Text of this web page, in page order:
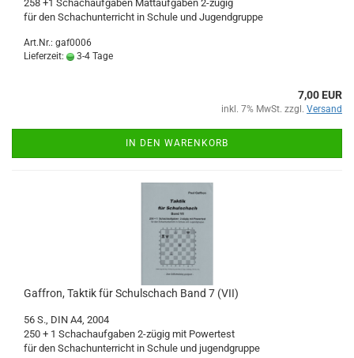
258 +1 Schachaufgaben Mattaufgaben 2-zügig
für den Schachunterricht in Schule und Jugendgruppe
Art.Nr.: gaf0006
Lieferzeit:
3-4 Tage
7,00 EUR
inkl. 7% MwSt. zzgl. Versand
IN DEN WARENKORB
Gaffron, Taktik für Schulschach Band 7 (VII)
56 S., DIN A4, 2004
250 + 1 Schachaufgaben 2-zügig mit Powertest
für den Schachunterricht in Schule und jugendgruppe